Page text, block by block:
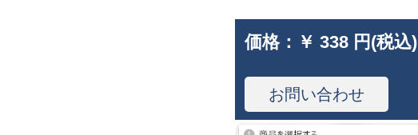
価格： ￥ 338 円(税込)
お問い合わせ